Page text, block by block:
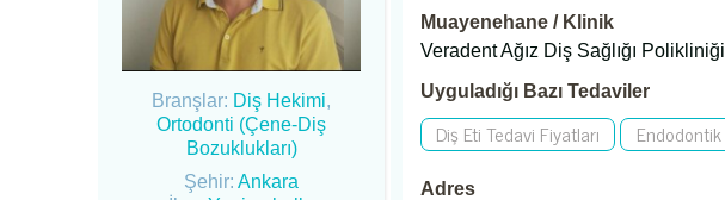
Branşlar: Diş Hekimi,
Ortodonti (Çene-Diş
Bozuklukları)
Şehir: Ankara
Muayenehane / Klinik
Veradent Ağız Diş Sağlığı Polikliniği
Uyguladığı Bazı Tedaviler
Diş Eti Tedavi Fiyatları Endodontik
Adres